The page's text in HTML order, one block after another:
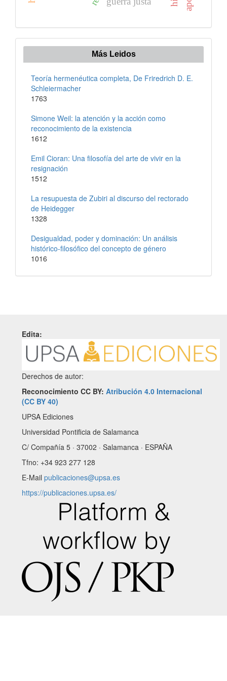
Más Leidos
Teoría hermenéutica completa, De Friredrich D. E.
Schleiermacher
1763
Simone Weil: la atención y la acción como
reconocimiento de la existencia
1612
Emil Cioran: Una filosofía del arte de vivir en la
resignación
1512
La resupuesta de Zubiri al discurso del rectorado
de Heidegger
1328
Desigualdad, poder y dominación: Un análisis
histórico-filosófico del concepto de género
1016
Edita:
Derechos de autor:
Reconocimiento CC BY: Atribución 4.0 Internacional
(CC BY 40)
UPSA Ediciones
Universidad Pontificia de Salamanca
C/ Compañía 5 · 37002 · Salamanca · ESPAÑA
Tfno: +34 923 277 128
E-Mail publicaciones@upsa.es
https://publicaciones.upsa.es/